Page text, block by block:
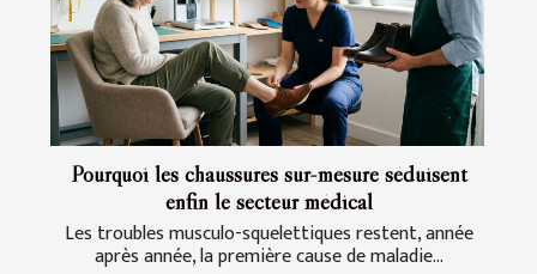
Pourquoi les chaussures sur-mesure séduisent
enfin le secteur médical
Les troubles musculo-squelettiques restent, année
après année, la première cause de maladie...